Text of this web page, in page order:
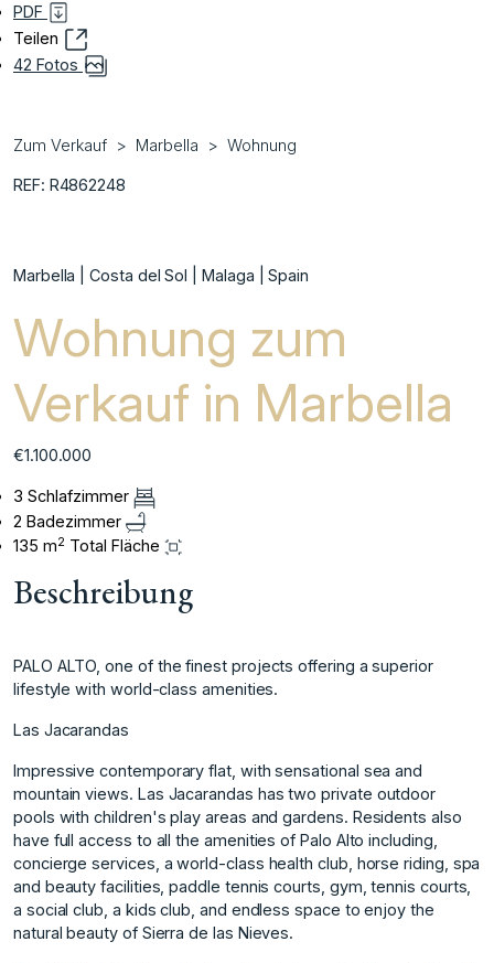
PDF
Teilen
42 Fotos
Zum Verkauf Marbella Wohnung
REF: R4862248
Marbella | Costa del Sol | Malaga | Spain
Wohnung zum
Verkauf in Marbella
€1.100.000
3 Schlafzimmer
2 Badezimmer
135 m2 Total Fläche
Beschreibung
PALO ALTO, one of the finest projects offering a superior
lifestyle with world-class amenities.
Las Jacarandas
Impressive contemporary flat, with sensational sea and
mountain views. Las Jacarandas has two private outdoor
pools with children's play areas and gardens. Residents also
have full access to all the amenities of Palo Alto including,
concierge services, a world-class health club, horse riding, spa
and beauty facilities, paddle tennis courts, gym, tennis courts,
a social club, a kids club, and endless space to enjoy the
natural beauty of Sierra de las Nieves.